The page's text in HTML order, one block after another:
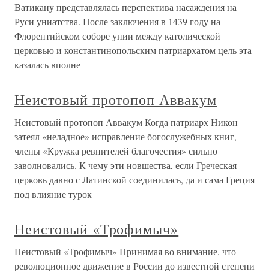
Ватикану представлялась перспектива насаждения на
Руси униатства. После заключения в 1439 году на
Флорентийском соборе унии между католической
церковью и константинопольским патриархатом цель эта
казалась вполне
Неистовый протопоп Аввакум
Неистовый протопоп Аввакум Когда патриарх Никон
затеял «неладное» исправление богослужебных книг,
члены «Кружка ревнителей благочестия» сильно
заволновались. К чему эти новшества, если Греческая
церковь давно с Латинской соединилась, да и сама Греция
под влияние турок
Неистовый «Трофимыч»
Неистовый «Трофимыч» Принимая во внимание, что
революционное движение в России до известной степени